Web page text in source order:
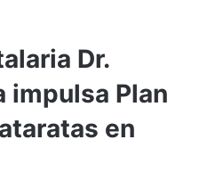
Dr.
impulsa Plan
en